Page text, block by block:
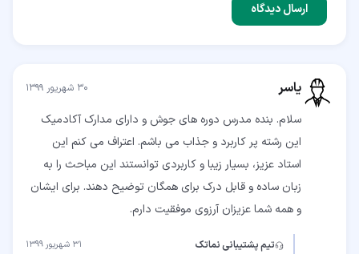
ارسال دیدگاه
یاسر ۳۰ شهریور ۱۳۹۹
سلام. بنده مدرس دوره های جوش و دارای مدارک آکادمیک
این رشته پر کاربرد و جذاب می باشم. اعتراف می کنم این
استاد عزیز، بسیار زیبا و کاربردی توانستند این مباحث را به
زبان ساده و قابل درک برای همگان توضیح دهند. برای ایشان
و همه شما عزیزان آرزوی موفقیت دارم.
تیم پشتیبانی نماتک ۳۱ شهریور ۱۳۹۹